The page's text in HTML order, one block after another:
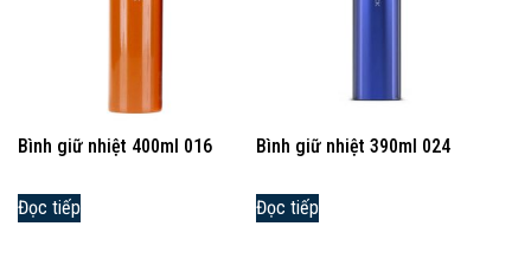
Bình giữ nhiệt 400ml 016
Đọc tiếp
Bình giữ nhiệt 390ml 024
Đọc tiếp